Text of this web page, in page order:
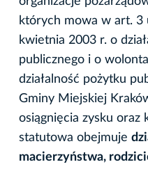
których mowa w art. 3
kwietnia 2003 r. o
publicznego i o
działalność pożytku
Gminy Miejskiej
osiągnięcia zysku oraz
statutowa obejmuje
macierzyństwa,